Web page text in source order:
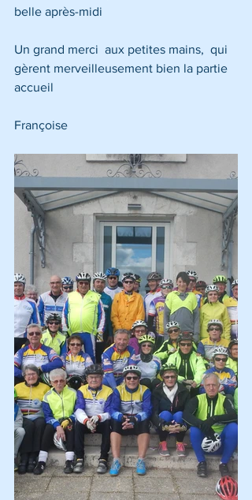
belle après-midi
Un grand merci  aux petites mains,  qui
gèrent merveilleusement bien la partie
accueil
Françoise